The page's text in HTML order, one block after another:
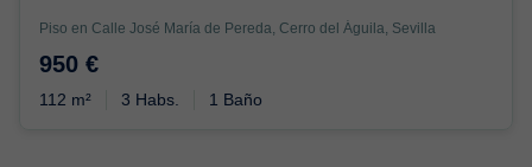
Piso en Calle José María de Pereda, Cerro del Águila, Sevilla
950 €
112 m² 3 Habs. 1 Baño